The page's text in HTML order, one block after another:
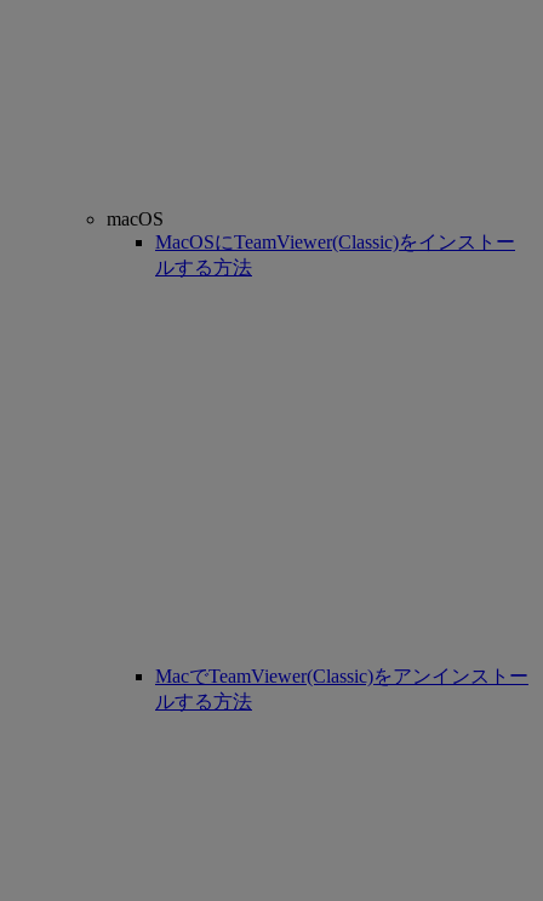
macOS
MacOSにTeamViewer(Classic)をインストー
ルする方法
MacでTeamViewer(Classic)をアンインストー
ルする方法